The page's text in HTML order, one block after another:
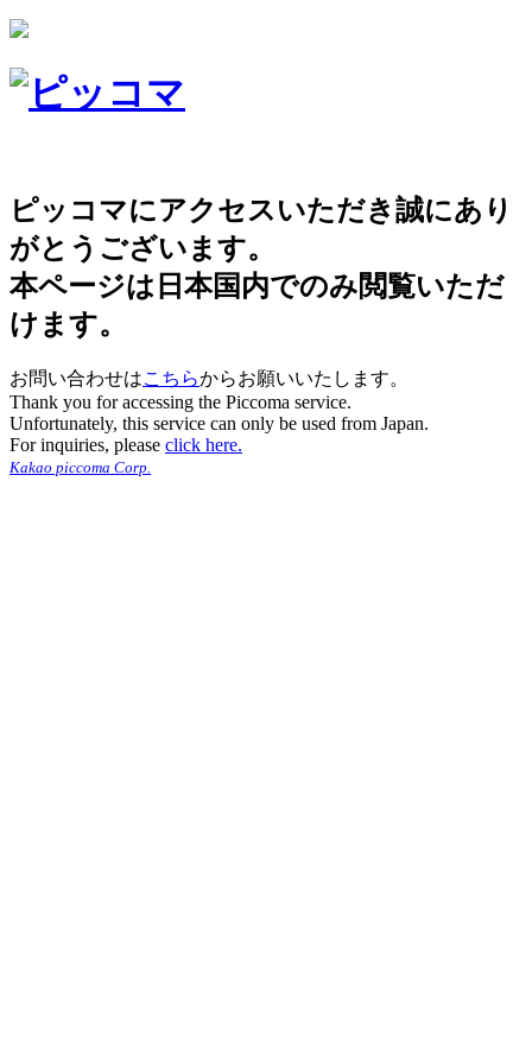
ピッコマにアクセスいただき誠にあり
がとうございます。
本ページは日本国内でのみ閲覧いただ
けます。
お問い合わせはこちらからお願いいたします。
Thank you for accessing the Piccoma service.
Unfortunately, this service can only be used from Japan.
For inquiries, please click here.
Kakao piccoma Corp.